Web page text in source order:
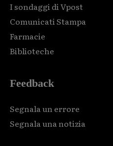
I sondaggi di Vpost
Comunicati Stampa
Farmacie
Biblioteche
Feedback
Segnala un errore
Segnala una notizia